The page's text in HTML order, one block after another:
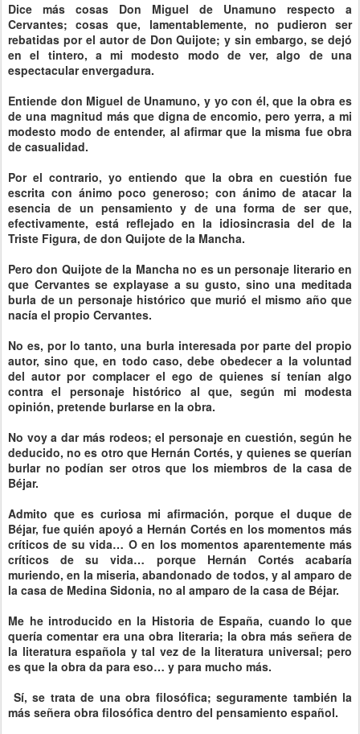
Dice más cosas Don Miguel de Unamuno respecto a
Cervantes; cosas que, lamentablemente, no pudieron ser
rebatidas por el autor de Don Quijote; y sin embargo, se dejó
en el tintero, a mi modesto modo de ver, algo de una
espectacular envergadura.
Entiende don Miguel de Unamuno, y yo con él, que la obra es
de una magnitud más que digna de encomio, pero yerra, a mi
modesto modo de entender, al afirmar que la misma fue obra
de casualidad.
Por el contrario, yo entiendo que la obra en cuestión fue
escrita con ánimo poco generoso; con ánimo de atacar la
esencia de un pensamiento y de una forma de ser que,
efectivamente, está reflejado en la idiosincrasia del de la
Triste Figura, de don Quijote de la Mancha.
Pero don Quijote de la Mancha no es un personaje literario en
que Cervantes se explayase a su gusto, sino una meditada
burla de un personaje histórico que murió el mismo año que
nacía el propio Cervantes.
No es, por lo tanto, una burla interesada por parte del propio
autor, sino que, en todo caso, debe obedecer a la voluntad
del autor por complacer el ego de quienes sí tenían algo
contra el personaje histórico al que, según mi modesta
opinión, pretende burlarse en la obra.
No voy a dar más rodeos; el personaje en cuestión, según he
deducido, no es otro que Hernán Cortés, y quienes se querían
burlar no podían ser otros que los miembros de la casa de
Béjar.
Admito que es curiosa mi afirmación, porque el duque de
Béjar, fue quién apoyó a Hernán Cortés en los momentos más
críticos de su vida… O en los momentos aparentemente más
críticos de su vida… porque Hernán Cortés acabaría
muriendo, en la miseria, abandonado de todos, y al amparo de
la casa de Medina Sidonia, no al amparo de la casa de Béjar.
Me he introducido en la Historia de España, cuando lo que
quería comentar era una obra literaria; la obra más señera de
la literatura española y tal vez de la literatura universal; pero
es que la obra da para eso… y para mucho más.
Sí, se trata de una obra filosófica; seguramente también la
más señera obra filosófica dentro del pensamiento español.